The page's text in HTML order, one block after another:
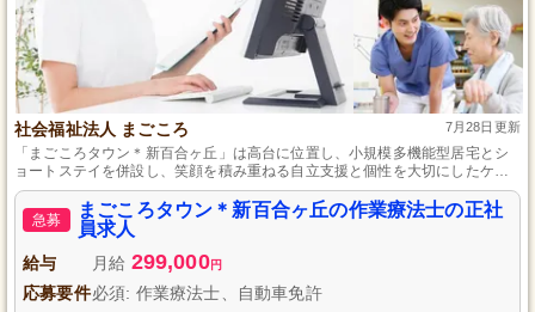
社会福祉法人 まごころ 7月28日更新
「まごころタウン＊新百合ヶ丘」は高台に位置し、小規模多機能型居宅とシ
ョートステイを併設し、笑顔を積み重ねる自立支援と個性を大切にしたケア
を通し、その人らしい生活の継続をサポートします。
急募
まごころタウン＊新百合ヶ丘の作業療法士の正社
員求人
給与 月給 299,000円
応募要件必須: 作業療法士、自動車免許